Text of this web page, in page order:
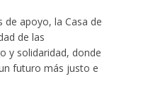
de apoyo, la Casa de
de las
y solidaridad, donde
futuro más justo e